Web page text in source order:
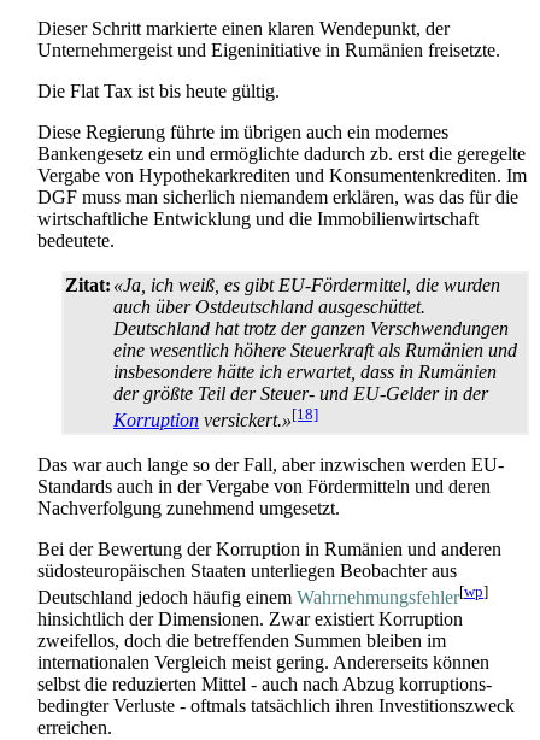
Dieser Schritt markierte einen klaren Wendepunkt, der
Unternehmergeist und Eigeninitiative in Rumänien freisetzte.
Die Flat Tax ist bis heute gültig.
Diese Regierung führte im übrigen auch ein modernes
Bankengesetz ein und ermöglichte dadurch zb. erst die geregelte
Vergabe von Hypothekar­krediten und Konsumenten­krediten. Im
DGF muss man sicherlich niemandem erklären, was das für die
wirtschaftliche Entwicklung und die Immobilien­wirtschaft
bedeutete.
Zitat: «Ja, ich weiß, es gibt EU-Fördermittel, die wurden
auch über Ostdeutschland ausgeschüttet.
Deutschland hat trotz der ganzen Verschwendungen
eine wesentlich höhere Steuerkraft als Rumänien und
insbesondere hätte ich erwartet, dass in Rumänien
der größte Teil der Steuer- und EU-Gelder in der
Korruption versickert.»[18]
Das war auch lange so der Fall, aber inzwischen werden EU-
Standards auch in der Vergabe von Fördermitteln und deren
Nachverfolgung zunehmend umgesetzt.
Bei der Bewertung der Korruption in Rumänien und anderen
südost­europäischen Staaten unterliegen Beobachter aus
Deutschland jedoch häufig einem Wahrnehmungs­fehler[wp]
hinsichtlich der Dimensionen. Zwar existiert Korruption
zweifellos, doch die betreffenden Summen bleiben im
internationalen Vergleich meist gering. Andererseits können
selbst die reduzierten Mittel - auch nach Abzug korruptions­
bedingter Verluste - oftmals tatsächlich ihren Investitionszweck
erreichen.